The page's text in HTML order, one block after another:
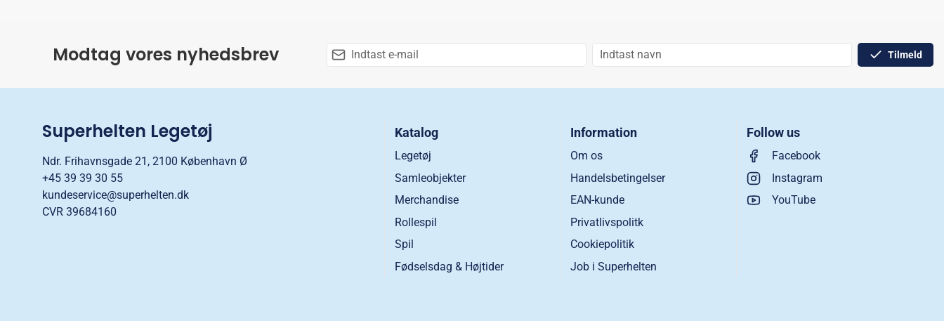
Modtag vores nyhedsbrev Tilmeld
Superhelten Legetøj
Ndr. Frihavnsgade 21, 2100 København Ø
+45 39 39 30 55
kundeservice@superhelten.dk
CVR 39684160
Katalog
Legetøj
Samleobjekter
Merchandise
Rollespil
Spil
Fødselsdag & Højtider
Information
Om os
Handelsbetingelser
EAN-kunde
Privatlivspolitk
Cookiepolitik
Job i Superhelten
Follow us
Facebook
Instagram
YouTube